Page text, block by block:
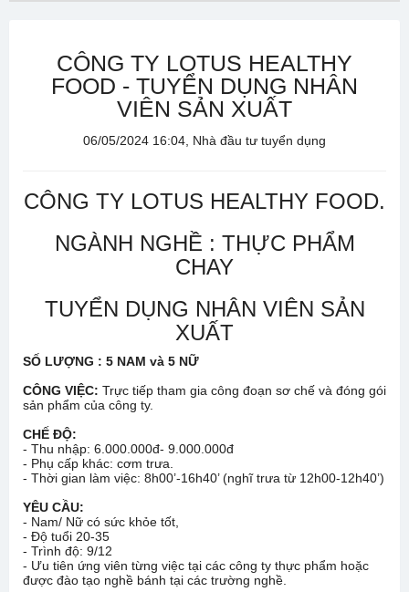
CÔNG TY LOTUS HEALTHY
FOOD - TUYỂN DỤNG NHÂN
VIÊN SẢN XUẤT
06/05/2024 16:04, Nhà đầu tư tuyển dụng
CÔNG TY LOTUS HEALTHY FOOD.
NGÀNH NGHỀ : THỰC PHẨM
CHAY
TUYỂN DỤNG NHÂN VIÊN SẢN
XUẤT
SỐ LƯỢNG : 5 NAM và 5 NỮ
CÔNG VIỆC: Trực tiếp tham gia công đoạn sơ chế và đóng gói
sản phẩm của công ty.
CHẾ ĐỘ:
- Thu nhập: 6.000.000đ- 9.000.000đ
- Phụ cấp khác: cơm trưa.
- Thời gian làm việc: 8h00’-16h40’ (nghĩ trưa từ 12h00-12h40’)
YÊU CẦU:
- Nam/ Nữ có sức khỏe tốt,
- Độ tuổi 20-35
- Trình độ: 9/12
- Ưu tiên ứng viên từng việc tại các công ty thực phẩm hoặc
được đào tạo nghề bánh tại các trường nghề.